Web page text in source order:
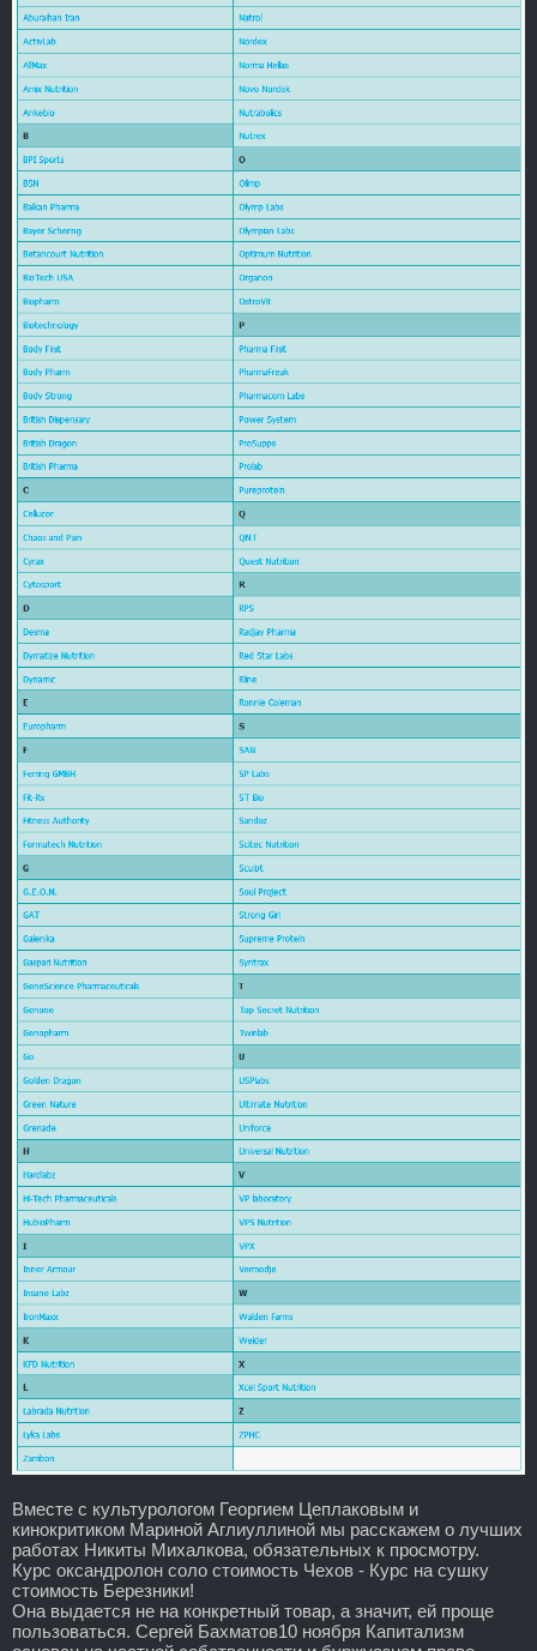
Вместе с культурологом Георгием Цеплаковым и
кинокритиком Мариной Аглиуллиной мы расскажем о лучших
работах Никиты Михалкова, обязательных к просмотру.
Курс оксандролон соло стоимость Чехов - Курс на сушку
стоимость Березники!
Она выдается не на конкретный товар, а значит, ей проще
пользоваться. Сергей Бахматов10 ноября Капитализм